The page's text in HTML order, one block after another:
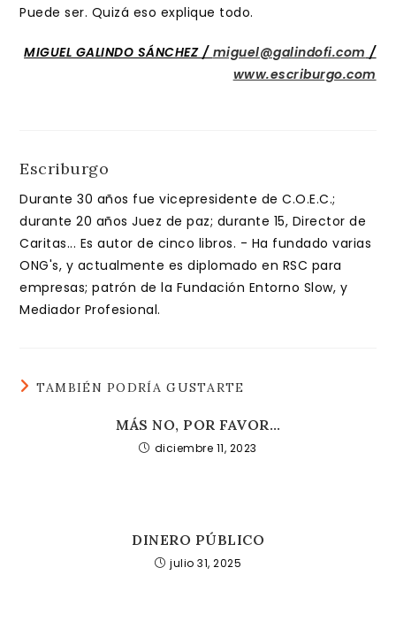
Puede ser. Quizá eso explique todo.
MIGUEL GALINDO SÁNCHEZ / miguel@galindofi.com /
www.escriburgo.com
Escriburgo
Durante 30 años fue vicepresidente de C.O.E.C.;
durante 20 años Juez de paz; durante 15, Director de
Caritas... Es autor de cinco libros. - Ha fundado varias
ONG's, y actualmente es diplomado en RSC para
empresas; patrón de la Fundación Entorno Slow, y
Mediador Profesional.
TAMBIÉN PODRÍA GUSTARTE
MÁS NO, POR FAVOR…
diciembre 11, 2023
DINERO PÚBLICO
julio 31, 2025